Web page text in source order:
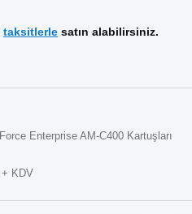
taksitlerle satın alabilirsiniz.
Enterprise AM-C400 Kartuşları
+ KDV